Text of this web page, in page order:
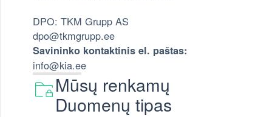
DPO: TKM Grupp AS
dpo@tkmgrupp.ee
Savininko kontaktinis el. paštas:
info@kia.ee
Mūsų renkamų
Duomenų tipas